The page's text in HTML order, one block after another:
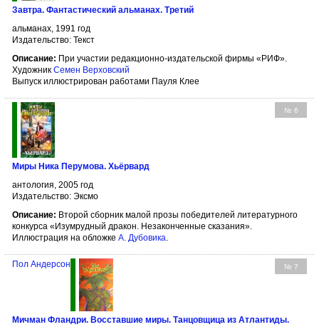
Завтра. Фантастический альманах. Третий
альманах, 1991 год
Издательство: Текст
Описание: При участии редакционно-издательской фирмы «РИФ».
Художник Семен Верховский
Выпуск иллюстрирован работами Пауля Клее
№ 6
Миры Ника Перумова. Хьёрвард
антология, 2005 год
Издательство: Эксмо
Описание: Второй сборник малой прозы победителей литературного
конкурса «Изумрудный дракон. Незаконченные сказания».
Иллюстрация на обложке А. Дубовика.
№ 7
Пол Андерсон
Мичман Фландри. Восставшие миры. Танцовщица из Атлантиды.